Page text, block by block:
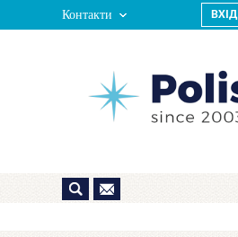
Контакти ВХІД